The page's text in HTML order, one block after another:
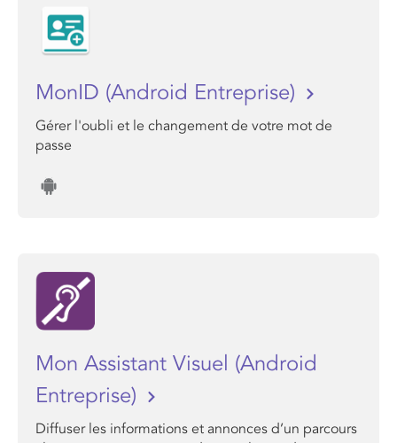
MonID (Android Entreprise)
Gérer l'oubli et le changement de votre mot de
passe
Mon Assistant Visuel (Android
Entreprise)
Diffuser les informations et annonces d’un parcours